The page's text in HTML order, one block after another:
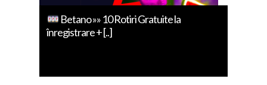
Betano »» 10 Rotiri Gratuite la
înregistrare + [..]